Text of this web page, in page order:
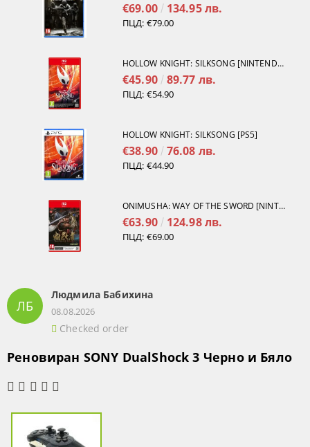
€69.00 134.95 лв.
ПЦД: €79.00
HOLLOW KNIGHT: SILKSONG [NINTENDO SWITCH 2]
€45.90 89.77 лв.
ПЦД: €54.90
HOLLOW KNIGHT: SILKSONG [PS5]
€38.90 76.08 лв.
ПЦД: €44.90
ONIMUSHA: WAY OF THE SWORD [NINTENDO SWITCH 2]
€63.90 124.98 лв.
ПЦД: €69.00
ЛБ
Людмила Бабихина
08.08.2026
Checked order
Реновиран SONY DualShock 3 Черно и Бяло